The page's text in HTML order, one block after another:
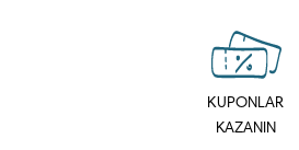
KUPONLAR
KAZANIN